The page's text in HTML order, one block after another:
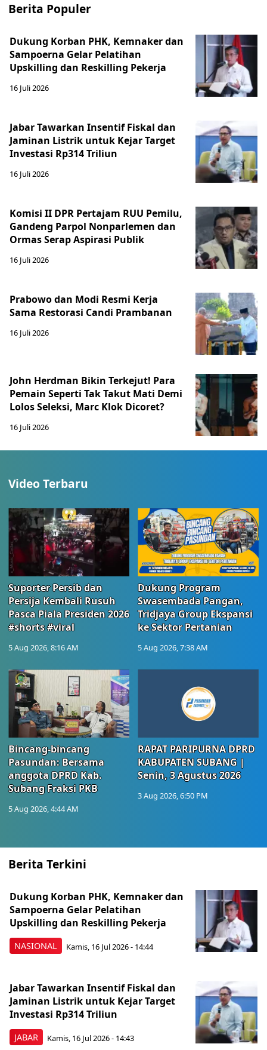
Berita Populer
Dukung Korban PHK, Kemnaker dan
Sampoerna Gelar Pelatihan
Upskilling dan Reskilling Pekerja
16 Juli 2026
Jabar Tawarkan Insentif Fiskal dan
Jaminan Listrik untuk Kejar Target
Investasi Rp314 Triliun
16 Juli 2026
Komisi II DPR Pertajam RUU Pemilu,
Gandeng Parpol Nonparlemen dan
Ormas Serap Aspirasi Publik
16 Juli 2026
Prabowo dan Modi Resmi Kerja
Sama Restorasi Candi Prambanan
16 Juli 2026
John Herdman Bikin Terkejut! Para
Pemain Seperti Tak Takut Mati Demi
Lolos Seleksi, Marc Klok Dicoret?
16 Juli 2026
Video Terbaru
Suporter Persib dan
Persija Kembali Rusuh
Pasca Piala Presiden 2026
#shorts #viral
5 Aug 2026, 8:16 AM
Dukung Program
Swasembada Pangan,
Tridjaya Group Ekspansi
ke Sektor Pertanian
5 Aug 2026, 7:38 AM
Bincang-bincang
Pasundan: Bersama
anggota DPRD Kab.
Subang Fraksi PKB
5 Aug 2026, 4:44 AM
RAPAT PARIPURNA DPRD
KABUPATEN SUBANG |
Senin, 3 Agustus 2026
3 Aug 2026, 6:50 PM
Berita Terkini
NASIONAL
Dukung Korban PHK, Kemnaker dan
Sampoerna Gelar Pelatihan
Upskilling dan Reskilling Pekerja
Kamis, 16 Jul 2026 - 14:44
JABAR
Jabar Tawarkan Insentif Fiskal dan
Jaminan Listrik untuk Kejar Target
Investasi Rp314 Triliun
Kamis, 16 Jul 2026 - 14:43